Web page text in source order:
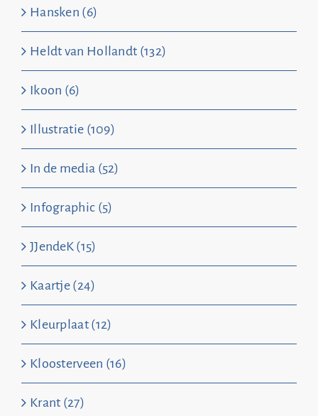
Hansken (6)
Heldt van Hollandt (132)
Ikoon (6)
Illustratie (109)
In de media (52)
Infographic (5)
JJendeK (15)
Kaartje (24)
Kleurplaat (12)
Kloosterveen (16)
Krant (27)